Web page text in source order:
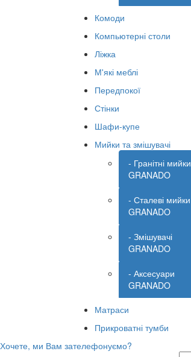
Комоди
Компьютерні столи
Ліжка
М'які меблі
Передпокої
Стінки
Шафи-купе
Мийки та змішувачі
- Гранітні мийки
GRANADO
- Сталеві мийки
GRANADO
- Змішувачі
GRANADO
- Аксесуари
GRANADO
Матраси
Прикроватні тумби
Хочете, ми Вам зателефонуємо?